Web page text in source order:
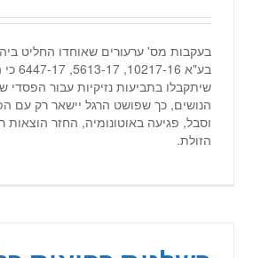
בעקבות מס' ערעורים שאוחדו החליט
בע"א
שיתקבלו בתביעות נזיקיות עבור הפסדי
הנושים, כך שפושט הרגל יישאר רק עם
וסבל, פגיעה באוטונומיה, החזר הוצאות
הזולת.